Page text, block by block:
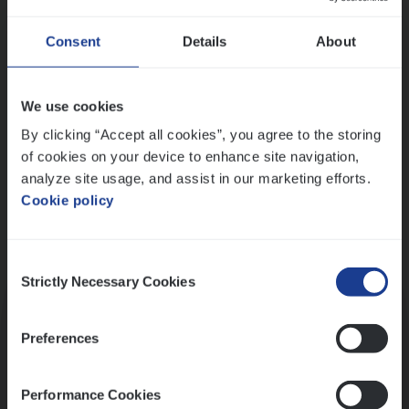
Consent Details About
We use cookies
By clicking “Accept all cookies”, you agree to the storing
of cookies on your device to enhance site navigation,
analyze site usage, and assist in our marketing efforts.
Cookie policy
Selection
Strictly Necessary Cookies
Preferences
Performance Cookies
Ons sollicitatieproces